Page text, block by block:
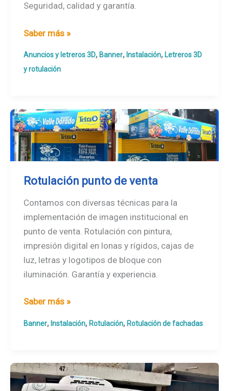
Seguridad, calidad y garantía.
Renovación
anuncios
en
Saber más »
Anuncios y letreros 3D, Banner, Instalación, Letreros 3D
y rotulación
Rotulación punto de venta
Contamos con diversas técnicas para la
implementación de imagen institucional en
punto de venta. Rotulación con pintura,
impresión digital en lonas y rígidos, cajas de
luz, letras y logotipos de bloque con
iluminación. Garantía y experiencia.
Rotulación
Saber más »
Banner, Instalación, Rotulación, Rotulación de fachadas